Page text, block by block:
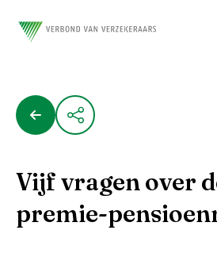
Vijf vragen over
premie-